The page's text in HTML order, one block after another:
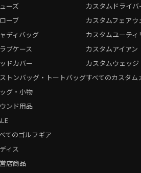
ィス
店商品
ーズ
ーブ
ディバッグ
ブケース
ドカバー
トンバッグ・トートバッグ
グ・小物
ンド用品
てのゴルフギア
カスタムドライバ
カスタムフェアウ
カスタムユーティ
カスタムアイアン
カスタムウェッジ
すべてのカスタ